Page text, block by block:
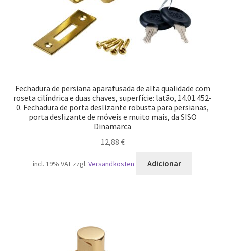
Fechadura de persiana aparafusada de alta qualidade com
roseta cilíndrica e duas chaves, superfície: latão, 14.01.452-
0. Fechadura de porta deslizante robusta para persianas,
porta deslizante de móveis e muito mais, da SISO
Dinamarca
12,88 €
incl. 19% VAT zzgl. Versandkosten Adicionar